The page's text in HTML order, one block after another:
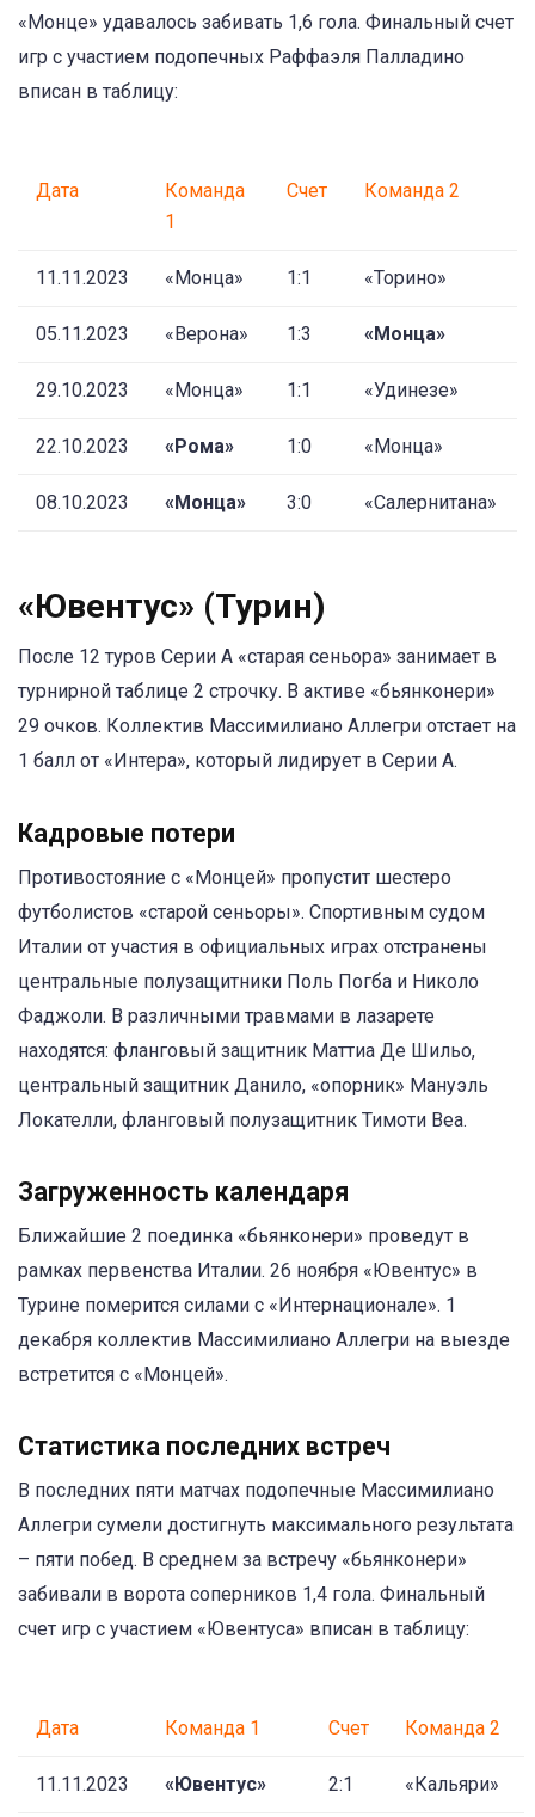
«Монце» удавалось забивать 1,6 гола. Финальный счет
игр с участием подопечных Раффаэля Палладино
вписан в таблицу:
Дата
Команда
1
Счет Команда 2
11.11.2023 «Монца» 1:1 «Торино»
05.11.2023 «Верона» 1:3 «Монца»
29.10.2023 «Монца» 1:1 «Удинезе»
22.10.2023 «Рома» 1:0 «Монца»
08.10.2023 «Монца» 3:0 «Салернитана»
«Ювентус» (Турин)
После 12 туров Серии A «старая сеньора» занимает в
турнирной таблице 2 строчку. В активе «бьянконери»
29 очков. Коллектив Массимилиано Аллегри отстает на
1 балл от «Интера», который лидирует в Серии A.
Кадровые потери
Противостояние с «Монцей» пропустит шестеро
футболистов «старой сеньоры». Спортивным судом
Италии от участия в официальных играх отстранены
центральные полузащитники Поль Погба и Николо
Фаджоли. В различными травмами в лазарете
находятся: фланговый защитник Маттиа Де Шильо,
центральный защитник Данило, «опорник» Мануэль
Локателли, фланговый полузащитник Тимоти Веа.
Загруженность календаря
Ближайшие 2 поединка «бьянконери» проведут в
рамках первенства Италии. 26 ноября «Ювентус» в
Турине померится силами с «Интернационале». 1
декабря коллектив Массимилиано Аллегри на выезде
встретится с «Монцей».
Статистика последних встреч
В последних пяти матчах подопечные Массимилиано
Аллегри сумели достигнуть максимального результата
– пяти побед. В среднем за встречу «бьянконери»
забивали в ворота соперников 1,4 гола. Финальный
счет игр с участием «Ювентуса» вписан в таблицу:
Дата Команда 1 Счет Команда 2
11.11.2023 «Ювентус» 2:1 «Кальяри»